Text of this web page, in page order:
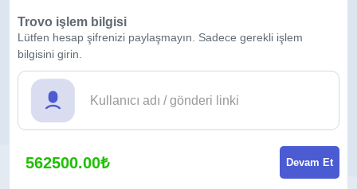
Trovo işlem bilgisi
Lütfen hesap şifrenizi paylaşmayın. Sadece gerekli işlem
bilgisini girin.
562500.00₺ Devam Et